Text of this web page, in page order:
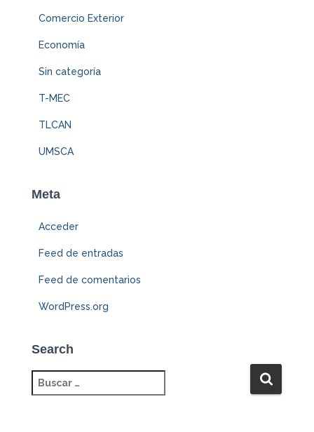
Comercio Exterior
Economía
Sin categoría
T-MEC
TLCAN
UMSCA
Meta
Acceder
Feed de entradas
Feed de comentarios
WordPress.org
Search
u